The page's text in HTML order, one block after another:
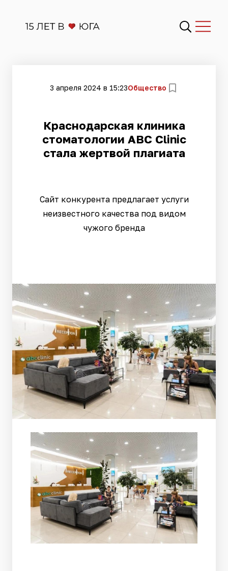
3 апреля 2024 в 15:23Общество
Краснодарская клиника
стоматологии ABC Clinic
стала жертвой плагиата
Сайт конкурента предлагает услуги
неизвестного качества под видом
чужого бренда